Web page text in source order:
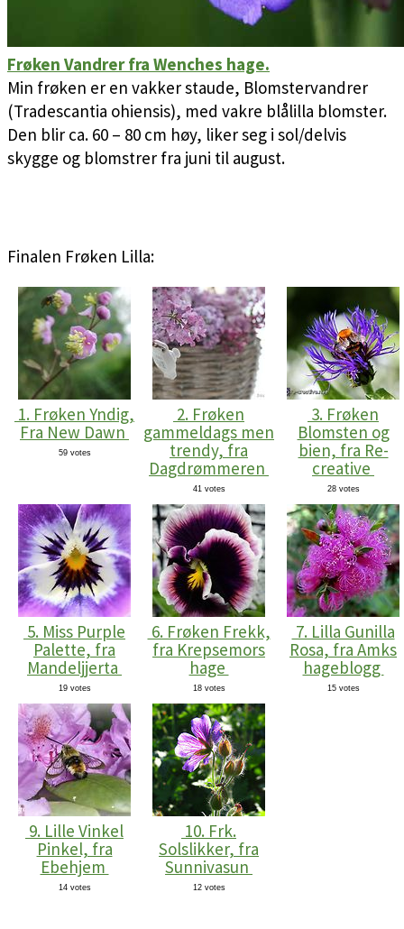
Frøken Vandrer fra Wenches hage.
Min frøken er en vakker staude, Blomstervandrer
(Tradescantia ohiensis), med vakre blålilla blomster.
Den blir ca. 60 – 80 cm høy, liker seg i sol/delvis
skygge og blomstrer fra juni til august.
Finalen Frøken Lilla:
1. Frøken Yndig,
Fra New Dawn
59 votes
2. Frøken
gammeldags men
trendy, fra
Dagdrømmeren
41 votes
3. Frøken
Blomsten og
bien, fra Re-
creative
28 votes
5. Miss Purple
Palette, fra
Mandeljjerta
19 votes
6. Frøken Frekk,
fra Krepsemors
hage
18 votes
7. Lilla Gunilla
Rosa, fra Amks
hageblogg
15 votes
9. Lille Vinkel
Pinkel, fra
Ebehjem
14 votes
10. Frk.
Solslikker, fra
Sunnivasun
12 votes